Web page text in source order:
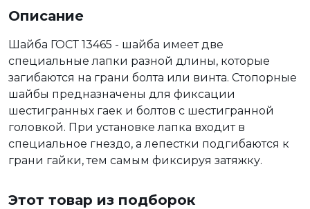
Описание
Шайба ГОСТ 13465 - шайба имеет две
специальные лапки разной длины, которые
загибаются на грани болта или винта. Стопорные
шайбы предназначены для фиксации
шестигранных гаек и болтов с шестигранной
головкой. При установке лапка входит в
специальное гнездо, а лепестки подгибаются к
грани гайки, тем самым фиксируя затяжку.
Этот товар из подборок